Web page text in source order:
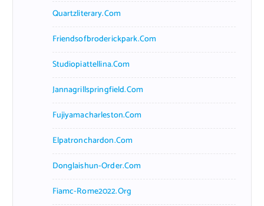
Quartzliterary.com
Friendsofbroderickpark.com
Studiopiattellina.com
Jannagrillspringfield.com
Fujiyamacharleston.com
Elpatronchardon.com
Donglaishun-Order.com
Fiamc-Rome2022.org